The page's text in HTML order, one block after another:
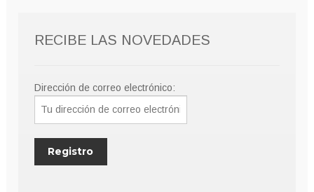
RECIBE LAS NOVEDADES
Dirección de correo electrónico: